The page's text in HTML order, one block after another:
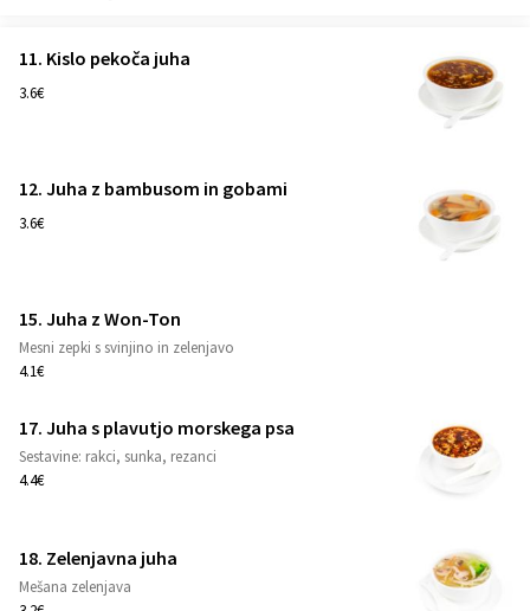
11. Kislo pekoča juha
3.6€
12. Juha z bambusom in gobami
3.6€
15. Juha z Won-Ton
Mesni zepki s svinjino in zelenjavo
4.1€
17. Juha s plavutjo morskega psa
Sestavine: rakci, sunka, rezanci
4.4€
18. Zelenjavna juha
Mešana zelenjava